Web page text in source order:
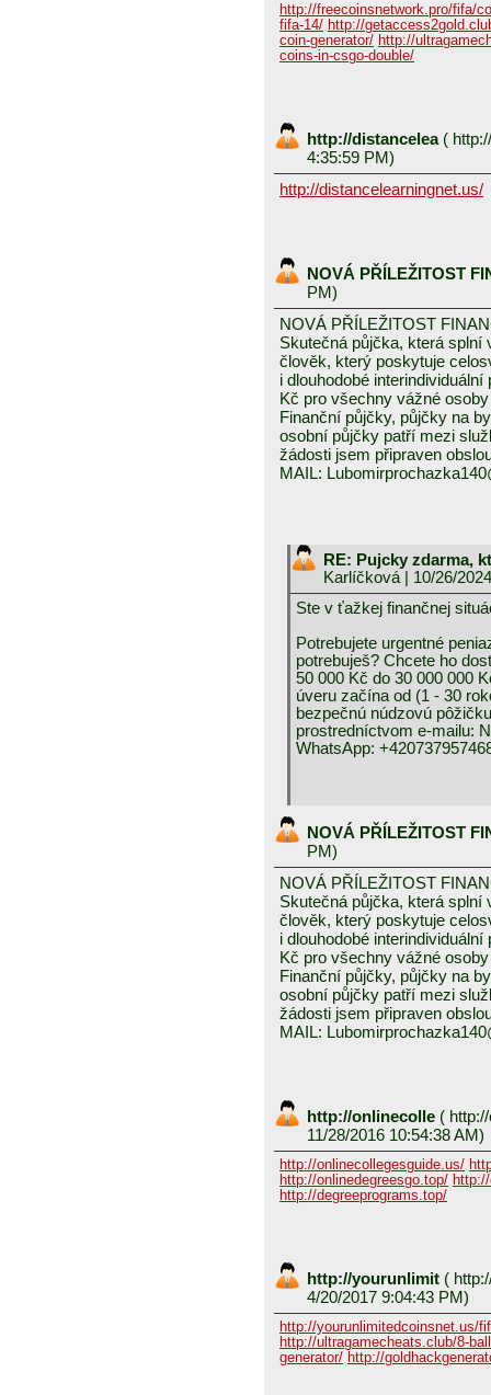
http://freecoinsnetwork.pro/fifa/
fifa-14/ http://
coin-generator/ http://
coins-in-csgo-double/
http://distancelea (
4:35:59 PM)
http://distancelearningnet.us/
NOVÁ PŘÍLEŽITOST
PM)
NOVÁ PŘÍLEŽITOST
Skutečná půjčka, která
člověk, který poskytuje
i dlouhodobé
Kč pro všechny vážné
Finanční půjčky, půjčky na
osobní půjčky patří mezi
žádosti jsem připraven
MAIL:
RE: Pujcky zdarma,
Karlíčková | 10/26/
Ste v ťažkej finančnej
Potrebujete urgentné
potrebuješ? Chcete ho
50 000 Kč do 30 000 000
úveru začína od (1 - 30
bezpečnú núdzovú
prostredníctvom e-mailu:
WhatsApp:
NOVÁ PŘÍLEŽITOST
PM)
NOVÁ PŘÍLEŽITOST
Skutečná půjčka, která
člověk, který poskytuje
i dlouhodobé
Kč pro všechny vážné
Finanční půjčky, půjčky na
osobní půjčky patří mezi
žádosti jsem připraven
MAIL:
http://onlinecolle (
11/28/2016 10:54:38 AM)
http://onlinecollegesguide.us/
http://onlinedegreesgo.top/
http://degreeprograms.top/
http://yourunlimit (
4/20/2017 9:04:43 PM)
http://yourunlimitedcoinsnet.us/
http://ultragamecheats.club/8-
generator/ http://